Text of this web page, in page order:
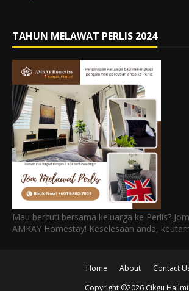
TAHUN MELAWAT PERLIS 2024
Mau bercuti bersama keluarga ke Perlis?
AMKAY Homestay! Keselesaan anda,
Home About
Contact
Copyright ©2026 Cikgu Hailmi